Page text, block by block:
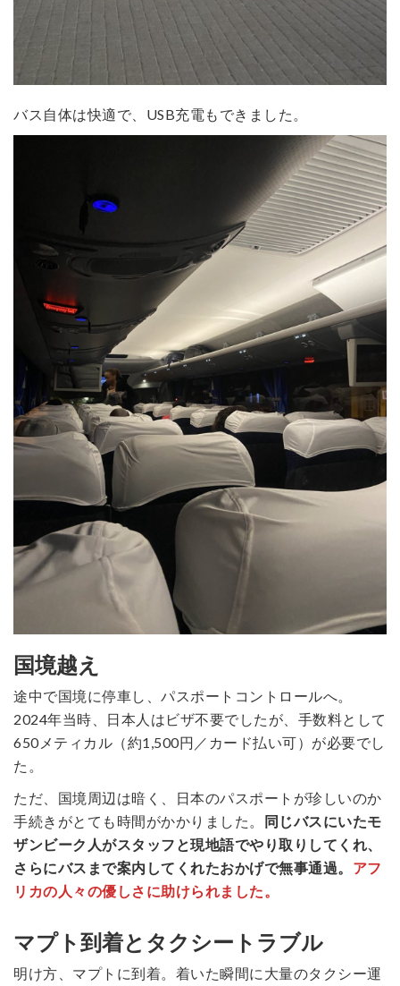
バス自体は快適で、USB充電もできました。
国境越え
途中で国境に停車し、パスポートコントロールへ。
2024年当時、日本人はビザ不要でしたが、手数料として
650メティカル（約1,500円／カード払い可）が必要でし
た。
ただ、国境周辺は暗く、日本のパスポートが珍しいのか
手続きがとても時間がかかりました。 同じバスにいたモ
ザンビーク人がスタッフと現地語でやり取りしてくれ、
さらにバスまで案内してくれたおかげで無事通過。 アフ
リカの人々の優しさに助けられました。
マプト到着とタクシートラブル
明け方、マプトに到着。着いた瞬間に大量のタクシー運